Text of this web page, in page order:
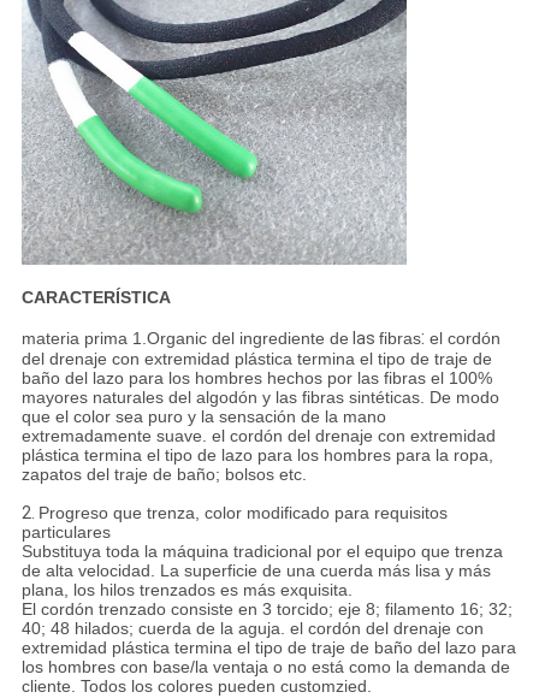
CARACTERÍSTICA
materia prima 1.Organic del ingrediente de las fibras: el cordón
del drenaje con extremidad plástica termina el tipo de traje de
baño del lazo para los hombres hechos por las fibras el 100%
mayores naturales del algodón y las fibras sintéticas. De modo
que el color sea puro y la sensación de la mano
extremadamente suave. el cordón del drenaje con extremidad
plástica termina el tipo de lazo para los hombres para la ropa,
zapatos del traje de baño; bolsos etc.
2. Progreso que trenza, color modificado para requisitos
particulares
Substituya toda la máquina tradicional por el equipo que trenza
de alta velocidad. La superficie de una cuerda más lisa y más
plana, los hilos trenzados es más exquisita.
El cordón trenzado consiste en 3 torcido; eje 8; filamento 16; 32;
40; 48 hilados; cuerda de la aguja. el cordón del drenaje con
extremidad plástica termina el tipo de traje de baño del lazo para
los hombres con base/la ventaja o no está como la demanda de
cliente. Todos los colores pueden customzied.